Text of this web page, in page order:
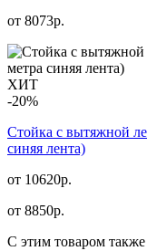
от 8073р.
ХИТ
-20%
Стойка с вытяжной
синяя лента)
от 10620р.
от 8850р.
С этим товаром